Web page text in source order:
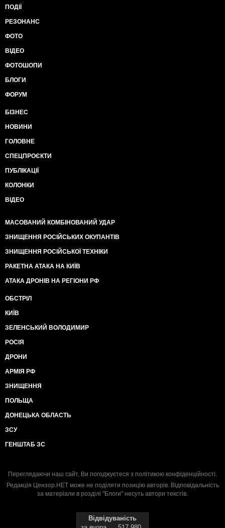
ПОДІЇ
РЕЗОНАНС
ФОТО
ВІДЕО
ФОТОШОПИ
БЛОГИ
ФОРУМ
БІЗНЕС
НОВИНИ
ГОЛОВНЕ
СПЕЦПРОЄКТИ
ПУБЛІКАЦІЇ
КОЛОНКИ
ВІДЕО
МАСОВАНИЙ КОМБІНОВАНИЙ УДАР
ЗНИЩЕННЯ РОСІЙСЬКИХ ОКУПАНТІВ
ЗНИЩЕННЯ РОСІЙСЬКОЇ ТЕХНІКИ
РАКЕТНА АТАКА НА КИЇВ
АТАКА ДРОНІВ НА РЕГІОНИ РФ
ОБСТРІЛ
КИЇВ
ЗЕЛЕНСЬКИЙ ВОЛОДИМИР
РОСІЯ
ДРОНИ
АРМІЯ РФ
ЗНИЩЕННЯ
ПОЛЬЩА
ДОНЕЦЬКА ОБЛАСТЬ
ЗСУ
ГЕНШТАБ ЗС
Переглядаючи наш сайт, Ви погоджуєтеся з політикою конфіденційності.
Редакція Цензор.НЕТ може не поділяти позицію авторів. Відповідальність
за матеріали в розділі "Блоги" несуть автори текстів.
Відвідуваність